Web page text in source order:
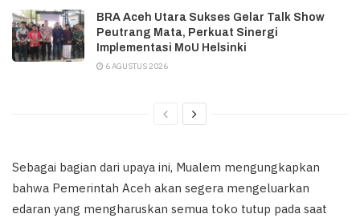
BRA Aceh Utara Sukses Gelar Talk Show
Peutrang Mata, Perkuat Sinergi
Implementasi MoU Helsinki
6 AGUSTUS 2026
Sebagai bagian dari upaya ini, Mualem mengungkapkan
bahwa Pemerintah Aceh akan segera mengeluarkan
edaran yang mengharuskan semua toko tutup pada saat